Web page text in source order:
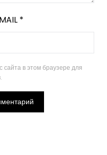
*
в этом браузере для